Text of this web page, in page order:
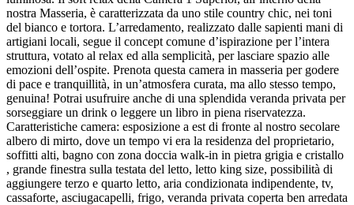
nostra Masseria, è caratterizzata da uno stile country chic, nei toni
del bianco e tortora. L’arredamento, realizzato dalle sapienti mani di
artigiani locali, segue il concept comune d’ispirazione per l’intera
struttura, votato al relax ed alla semplicità, per lasciare spazio alle
emozioni dell’ospite. Prenota questa camera in masseria per godere
di pace e tranquillità, in un’atmosfera curata, ma allo stesso tempo,
genuina! Potrai usufruire anche di una splendida veranda privata per
sorseggiare un drink o leggere un libro in piena riservatezza.
Caratteristiche camera: esposizione a est di fronte al nostro secolare
albero di mirto, dove un tempo vi era la residenza del proprietario,
soffitti alti, bagno con zona doccia walk-in in pietra grigia e cristallo
, grande finestra sulla testata del letto, letto king size, possibilità di
aggiungere terzo e quarto letto, aria condizionata indipendente, tv,
cassaforte, asciugacapelli, frigo, veranda privata coperta ben arredata